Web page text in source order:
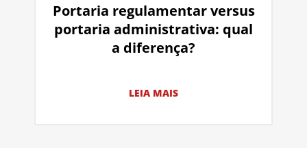
Portaria regulamentar versus
portaria administrativa: qual
a diferença?
LEIA MAIS